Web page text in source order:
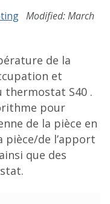
Modified: March
de la
et
S40 .
pour
de la pièce en
pièce/de l’apport
que des